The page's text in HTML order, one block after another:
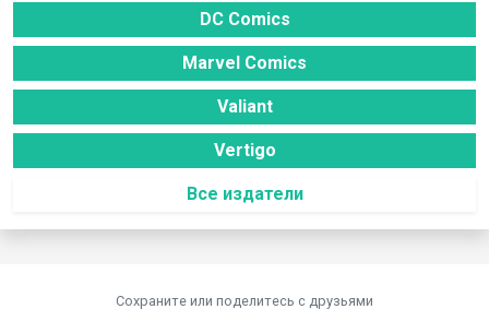
DC Comics
Marvel Comics
Valiant
Vertigo
Все издатели
Сохраните или поделитесь c друзьями